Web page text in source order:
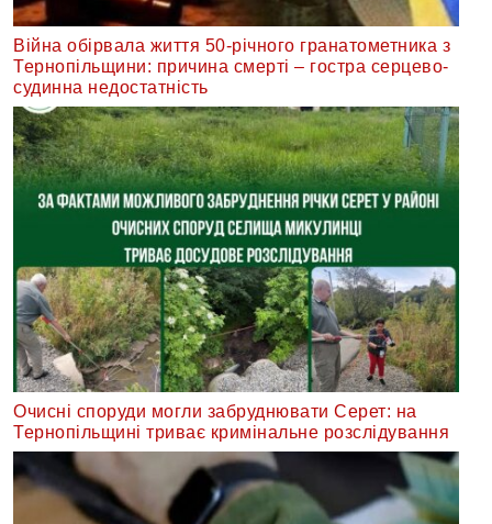
Війна обірвала життя 50-річного гранатометника з
Тернопільщини: причина смерті – гостра серцево-
судинна недостатність
Очисні споруди могли забруднювати Серет: на
Тернопільщині триває кримінальне розслідування